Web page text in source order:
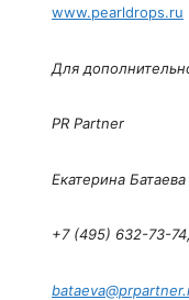
www.pearldrops.ru
Для
PR Partner
Екатерина Батаева
+7 (495) 632-73-